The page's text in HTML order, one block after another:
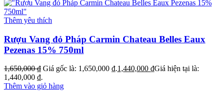
Thêm yêu thích
Rượu Vang đỏ Pháp Carmin Chateau Belles Eaux
Pezenas 15% 750ml
1,650,000₫ Giá gốc là: 1,650,000 ₫.1,440,000 ₫Giá hiện tại là:
1,440,000 ₫.
Thêm vào giỏ hàng